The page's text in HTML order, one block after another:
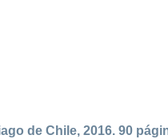
de Chile, 2016. 90